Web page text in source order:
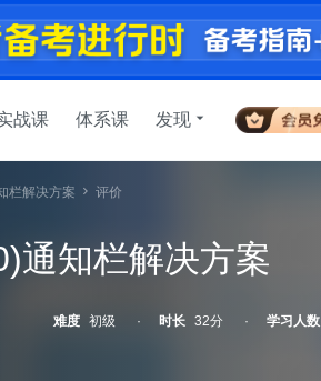
战课 体系课 发现
栏解决方案 评价
通知栏解决方案
难度 初级 时长 32分 学习人数